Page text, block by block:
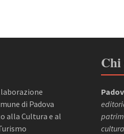
di Padova
alla Cultura e al
Chi